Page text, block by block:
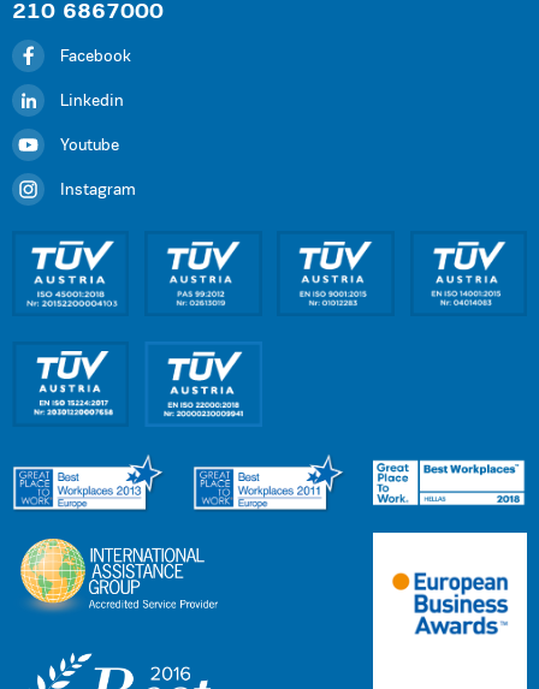
210 6867000
Facebook
Linkedin
Youtube
Instagram